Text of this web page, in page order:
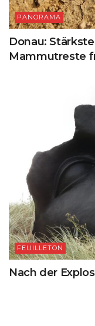
PANORAMA
Donau:
Mammutreste
FEUILLETON
Nach der